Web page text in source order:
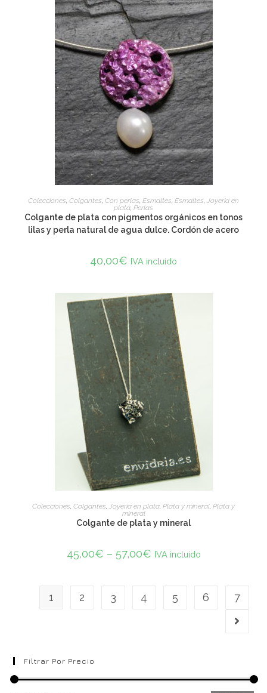
ADD TO CART
Colecciones, Colgantes, Con perlas, Esmaltes, Esmaltes, Joyería en
plata, Perlas
Colgante de plata con pigmentos orgánicos en tonos
lilas y perla natural de agua dulce. Cordón de acero
40,00€ IVA incluido
SELECT OPTIONS
Colecciones Colgantes Joyería en plata Plata y mineral Plata y
mineral
Colgante de plata y mineral
45,00€ – 57,00€ IVA incluido
1 2 3 4 5 6 7
Filtrar Por Precio